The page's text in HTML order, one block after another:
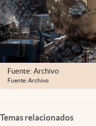
Fuente: Archivo
Fuente: Archivo
Temas relacionados